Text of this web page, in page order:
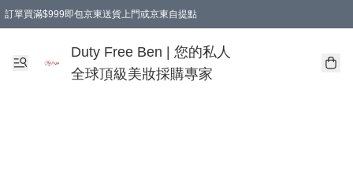
訂單買滿$999即包京東送貨上門或京東自提點
Duty Free Ben | 您的私人
全球頂級美妝採購專家